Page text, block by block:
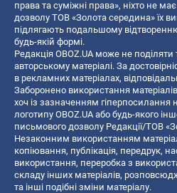
права та суміжні права», ніхто не
дозволу ТОВ «Золота середина» їх
підлягають подальшому
будь-якій формі.
Редакція OBOZ.UA може не поділяти
авторському матеріалі. За
в рекламних матеріалах,
Заборонено використання
хоч із зазначенням гіперпосилання
логотипу OBOZ.UA або будь-якого
письмового дозволу Редакції/ТОВ
Незаконним використанням
копiювання, публiкацiя, передрук,
використання, переробка з
складу інших матеріалів,
та інші подібні зміни матеріалу.